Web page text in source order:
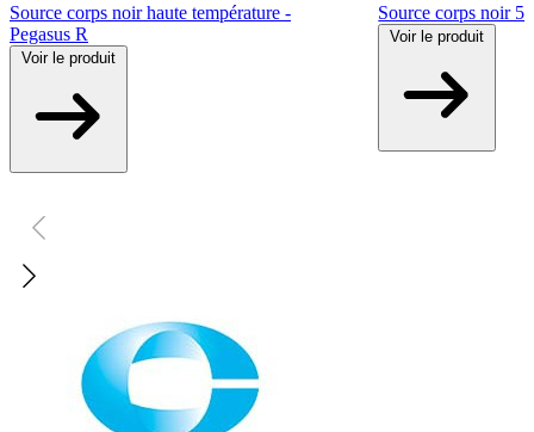
Source corps noir haute température -
Pegasus R
Voir le produit
Source corps noir
Voir le produit